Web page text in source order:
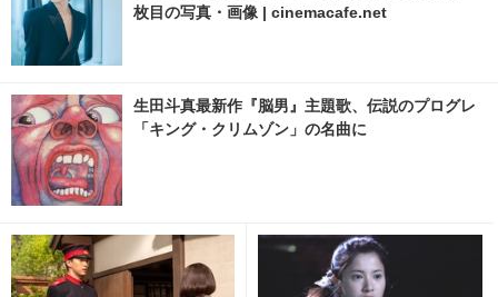
枚目の写真・画像 | cinemacafe.net
生田斗真最新作『脳男』主題歌、伝説のプログレ
「キング・クリムゾン」の名曲に